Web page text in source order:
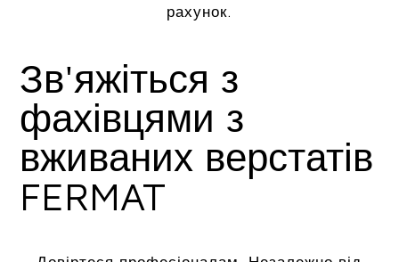
рахунок.
Зв'яжіться з
фахівцями з
вживаних верстатів
FERMAT